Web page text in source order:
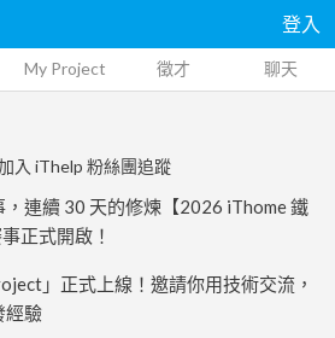
登入
My Project 徵才 聊天
入 iThelp 粉絲團追蹤
連續 30 天的修煉【2026 iThome 鐵
正式開啟！
」正式上線！邀請你用技術交流，
經驗